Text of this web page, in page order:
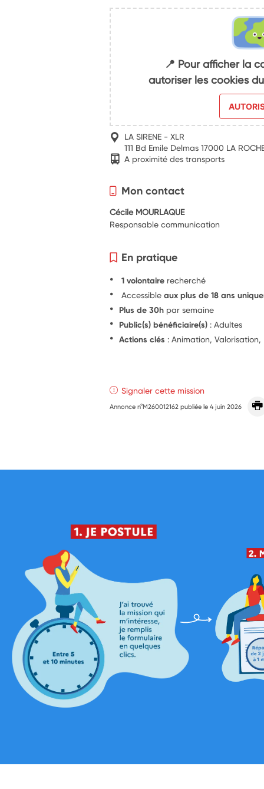
📍 Pour afficher la
autoriser les cookies
LA SIRENE - XLR
111 Bd Emile Delmas 17000 LA
A proximité des transports
Mon contact
Cécile MOURLAQUE
Responsable communication
En pratique
1 volontaire recherché
Accessibleaux plus de 18 ans
Plus de 30h par semaine
Public(s) bénéficiaire(s) : Adultes
Actions clés : Animation,
Signaler cette mission
Annonce n°M260012162 publiée le4 juin 2026